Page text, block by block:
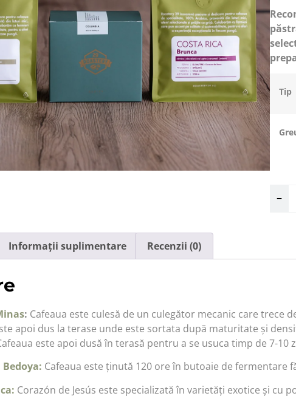
Tip
Informații suplimentare Recenzii (0)
: Cafeaua este culesă de un culegător mecanic care trece
apoi dus la terase unde este sortata după maturitate și
este apoi dusă în terasă pentru a se usuca timp de 7-
Cafeaua este ținută 120 ore în butoaie de fermentare
Corazón de Jesús este specializată în varietăți exotice și cu